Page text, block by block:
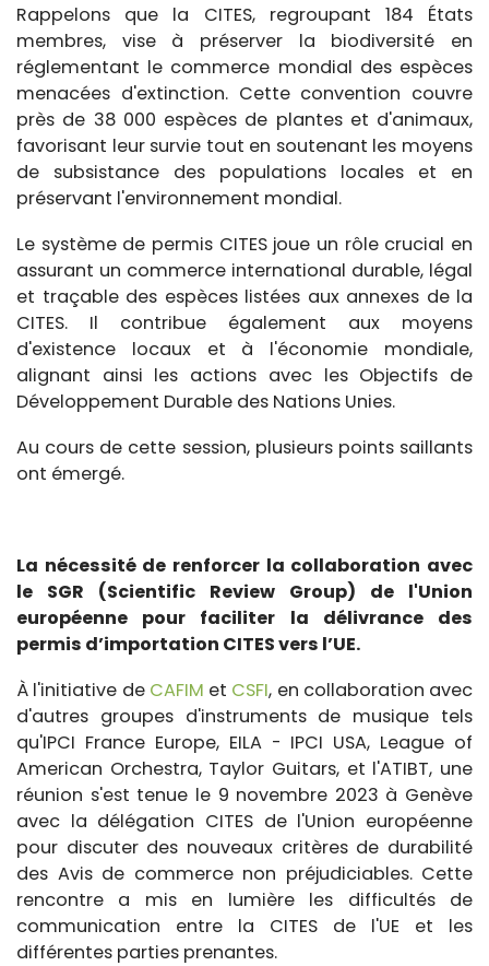
Rappelons que la CITES, regroupant 184 États
membres, vise à préserver la biodiversité en
réglementant le commerce mondial des espèces
menacées d'extinction. Cette convention couvre
près de 38 000 espèces de plantes et d'animaux,
favorisant leur survie tout en soutenant les moyens
de subsistance des populations locales et en
préservant l'environnement mondial.
Le système de permis CITES joue un rôle crucial en
assurant un commerce international durable, légal
et traçable des espèces listées aux annexes de la
CITES. Il contribue également aux moyens
d'existence locaux et à l'économie mondiale,
alignant ainsi les actions avec les Objectifs de
Développement Durable des Nations Unies.
Au cours de cette session, plusieurs points saillants
ont émergé.
La nécessité de renforcer la collaboration avec
le SGR (Scientific Review Group) de l'Union
européenne pour faciliter la délivrance des
permis d’importation CITES vers l’UE.
À l'initiative de CAFIM et CSFI, en collaboration avec
d'autres groupes d'instruments de musique tels
qu'IPCI France Europe, EILA - IPCI USA, League of
American Orchestra, Taylor Guitars, et l'ATIBT, une
réunion s'est tenue le 9 novembre 2023 à Genève
avec la délégation CITES de l'Union européenne
pour discuter des nouveaux critères de durabilité
des Avis de commerce non préjudiciables. Cette
rencontre a mis en lumière les difficultés de
communication entre la CITES de l'UE et les
différentes parties prenantes.